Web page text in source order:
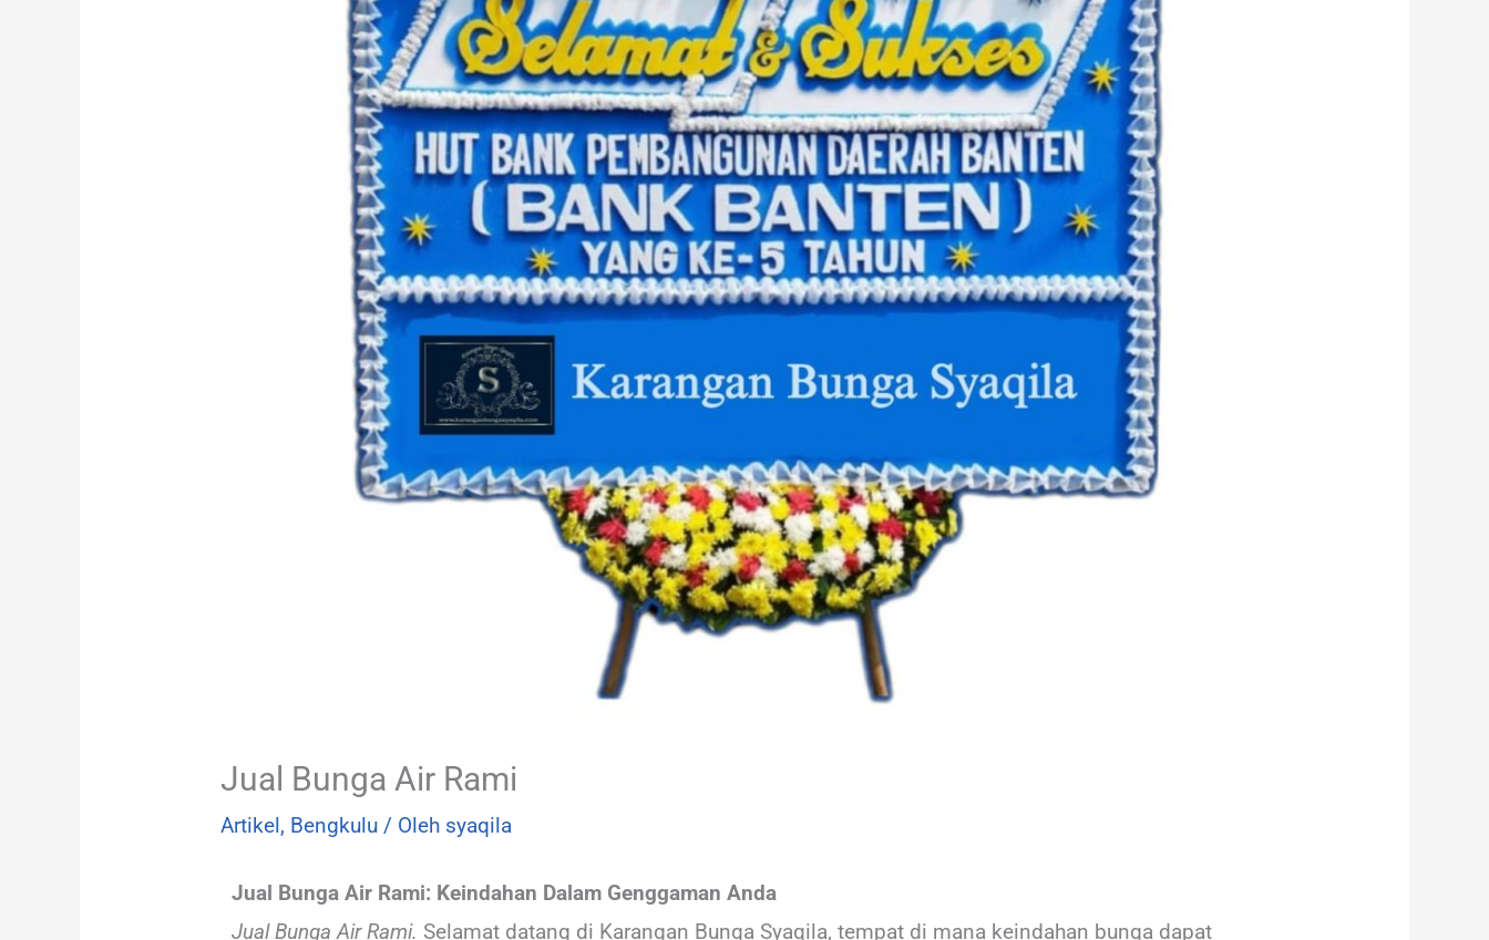
Jual Bunga Air Rami
Artikel, Bengkulu/ Oleh syaqila
Jual Bunga Air Rami: Keindahan Dalam Genggaman Anda
Jual Bunga Air Rami. Selamat datang di Karangan Bunga Syaqila, tempat di mana keindahan bunga dapat